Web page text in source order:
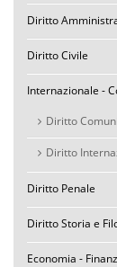
Diritto
Diritto Civile
Internazionale -
Diritto
Diritto
Diritto Penale
Diritto Storia e
Economia -